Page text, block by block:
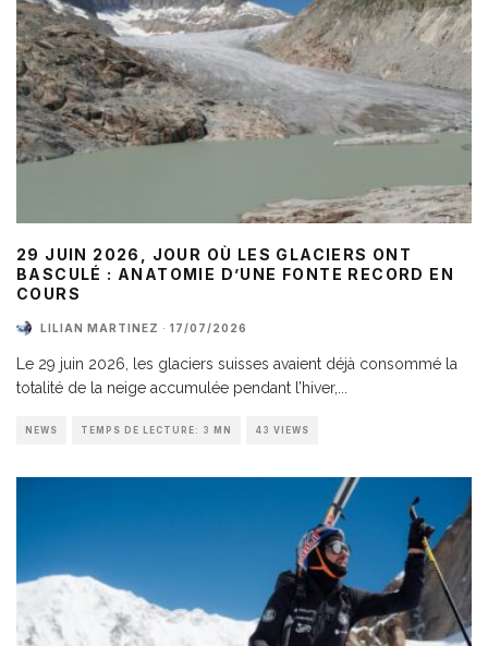
29 JUIN 2026, JOUR OÙ LES GLACIERS ONT
BASCULÉ : ANATOMIE D’UNE FONTE RECORD EN
COURS
LILIAN MARTINEZ · 17/07/2026
Le 29 juin 2026, les glaciers suisses avaient déjà consommé la
totalité de la neige accumulée pendant l’hiver,
NEWS TEMPS DE LECTURE: 3 MN 43 VIEWS